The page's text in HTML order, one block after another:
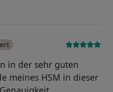
in der sehr guten
meines HSM in dieser